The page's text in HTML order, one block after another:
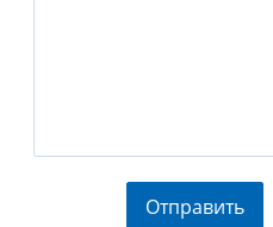
Отправить